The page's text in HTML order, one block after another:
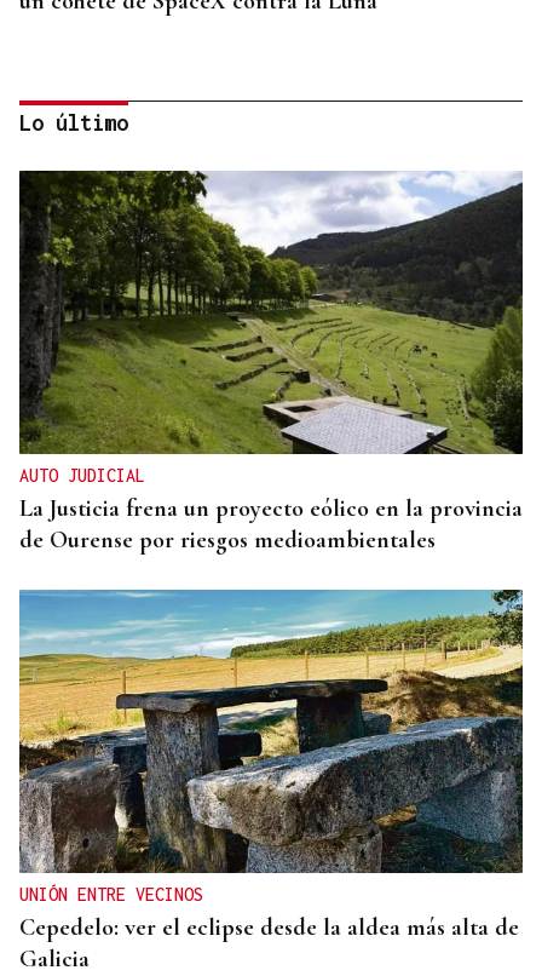
ORÁCULO DAS BURGAS
Horóscopo del día: jueves, 6 de agosto
Lo último
AUTO JUDICIAL
La Justicia frena un proyecto eólico en la provincia
de Ourense por riesgos medioambientales
UNIÓN ENTRE VECINOS
Cepedelo: ver el eclipse desde la aldea más alta de
Galicia